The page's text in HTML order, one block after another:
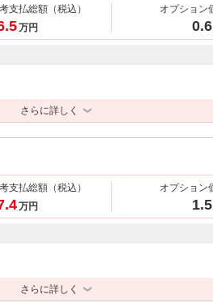
支払総額 （税込）
万円
オプション
0.6
さらに詳しく
支払総額 （税込）
万円
オプション
1.5
さらに詳しく